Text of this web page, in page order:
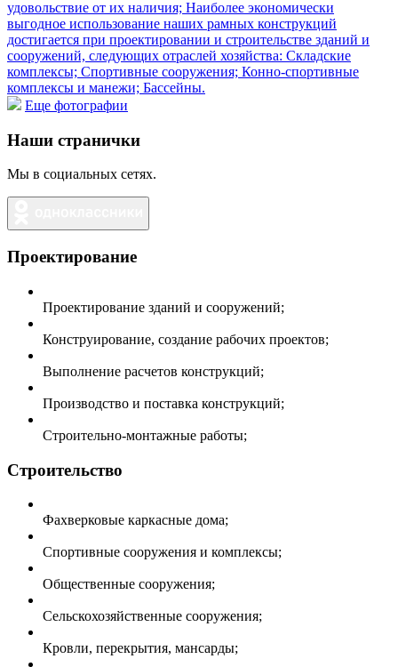
Еще фотографии
Наши странички
Мы в социальных сетях.
Проектирование
Проектирование зданий и сооружений;
Конструирование, создание рабочих проектов;
Выполнение расчетов конструкций;
Производство и поставка конструкций;
Строительно-монтажные работы;
Строительство
Фахверковые каркасные дома;
Спортивные сооружения и комплексы;
Общественные сооружения;
Сельскохозяйственные сооружения;
Кровли, перекрытия, мансарды;